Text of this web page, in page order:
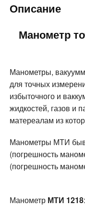
Описание
Манометр
Манометры,
для точных
избыточного и
жидкостей, газов и
матереалам из
Манометры МТИ
(погрешность
(погрешность
Манометр МТИ 1218